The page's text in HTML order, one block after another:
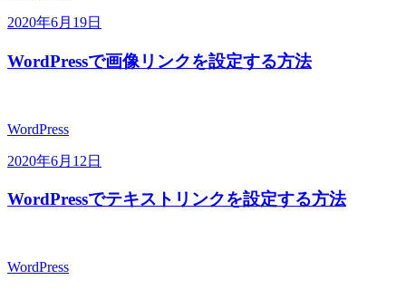
2020年6月19日
WordPressで画像リンクを設定する方法
WordPress
2020年6月12日
WordPressでテキストリンクを設定する方法
WordPress